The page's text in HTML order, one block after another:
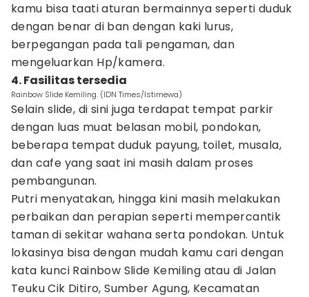
kamu bisa taati aturan bermainnya seperti duduk
dengan benar di ban dengan kaki lurus,
berpegangan pada tali pengaman, dan
mengeluarkan Hp/kamera.
4. Fasilitas tersedia
Rainbow Slide Kemiling. (IDN Times/Istimewa)
Selain slide, di sini juga terdapat tempat parkir
dengan luas muat belasan mobil, pondokan,
beberapa tempat duduk payung, toilet, musala,
dan cafe yang saat ini masih dalam proses
pembangunan.
Putri menyatakan, hingga kini masih melakukan
perbaikan dan perapian seperti mempercantik
taman di sekitar wahana serta pondokan. Untuk
lokasinya bisa dengan mudah kamu cari dengan
kata kunci Rainbow Slide Kemiling atau di Jalan
Teuku Cik Ditiro, Sumber Agung, Kecamatan